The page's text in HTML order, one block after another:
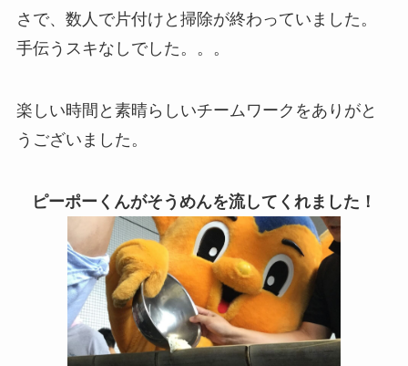
さで、数人で片付けと掃除が終わっていました。
手伝うスキなしでした。。。
楽しい時間と素晴らしいチームワークをありがと
うございました。
ピーポーくんがそうめんを流してくれました！